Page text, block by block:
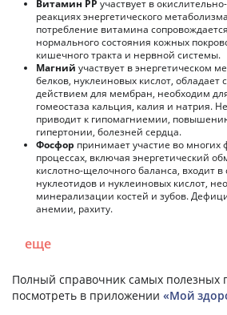
Витамин РР участвует в
реакциях энергетического
потребление витамина
нормального состояния кожных
кишечного тракта и нервной системы.
Магний участвует в энергетическом
белков, нуклеиновых кислот,
действием для мембран, необходим
гомеостаза кальция, калия и натрия.
приводит к гипомагниемии,
гипертонии, болезней сердца.
Фосфор принимает участие во многих
процессах, включая энергетический
кислотно-щелочного баланса, входит
нуклеотидов и нуклеиновых кислот,
минерализации костей и зубов.
анемии, рахиту.
еще
Полный справочник самых полезных
посмотреть в приложении «Мой